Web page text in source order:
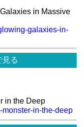
in Massive
galaxies-in-
見る
in the Deep
monster-in-the-deep